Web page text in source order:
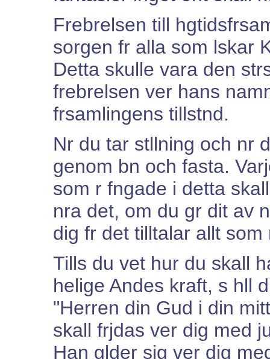
Frebrelsen till
sorgen fr alla som lskar
Detta skulle vara den
frebrelsen ver hans
frsamlingens tillstnd.
Nr du tar stllning och nr
genom bn och fasta.
som r fngade i detta
nra det, om du gr dit av
dig fr det tilltalar allt som
Tills du vet hur du skall
helige Andes kraft, s hll
"Herren din Gud i din
skall frjdas ver dig med
Han glder sig ver dig